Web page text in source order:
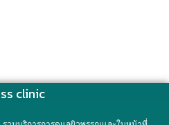
clinic